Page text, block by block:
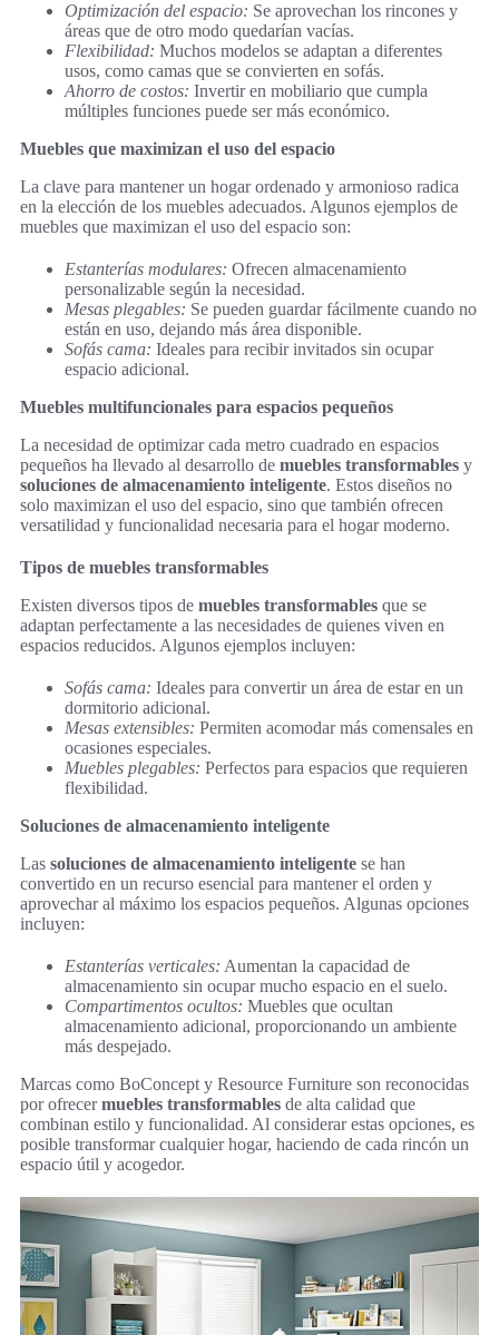
Optimización del espacio: Se aprovechan los rincones y
áreas que de otro modo quedarían vacías.
Flexibilidad: Muchos modelos se adaptan a diferentes
usos, como camas que se convierten en sofás.
Ahorro de costos: Invertir en mobiliario que cumpla
múltiples funciones puede ser más económico.
Muebles que maximizan el uso del espacio
La clave para mantener un hogar ordenado y armonioso radica
en la elección de los muebles adecuados. Algunos ejemplos de
muebles que maximizan el uso del espacio son:
Estanterías modulares: Ofrecen almacenamiento
personalizable según la necesidad.
Mesas plegables: Se pueden guardar fácilmente cuando no
están en uso, dejando más área disponible.
Sofás cama: Ideales para recibir invitados sin ocupar
espacio adicional.
Muebles multifuncionales para espacios pequeños
La necesidad de optimizar cada metro cuadrado en espacios
pequeños ha llevado al desarrollo de muebles transformables y
soluciones de almacenamiento inteligente. Estos diseños no
solo maximizan el uso del espacio, sino que también ofrecen
versatilidad y funcionalidad necesaria para el hogar moderno.
Tipos de muebles transformables
Existen diversos tipos de muebles transformables que se
adaptan perfectamente a las necesidades de quienes viven en
espacios reducidos. Algunos ejemplos incluyen:
Sofás cama: Ideales para convertir un área de estar en un
dormitorio adicional.
Mesas extensibles: Permiten acomodar más comensales en
ocasiones especiales.
Muebles plegables: Perfectos para espacios que requieren
flexibilidad.
Soluciones de almacenamiento inteligente
Las soluciones de almacenamiento inteligente se han
convertido en un recurso esencial para mantener el orden y
aprovechar al máximo los espacios pequeños. Algunas opciones
incluyen:
Estanterías verticales: Aumentan la capacidad de
almacenamiento sin ocupar mucho espacio en el suelo.
Compartimentos ocultos: Muebles que ocultan
almacenamiento adicional, proporcionando un ambiente
más despejado.
Marcas como BoConcept y Resource Furniture son reconocidas
por ofrecermuebles transformables de alta calidad que
combinan estilo y funcionalidad. Al considerar estas opciones, es
posible transformar cualquier hogar, haciendo de cada rincón un
espacio útil y acogedor.